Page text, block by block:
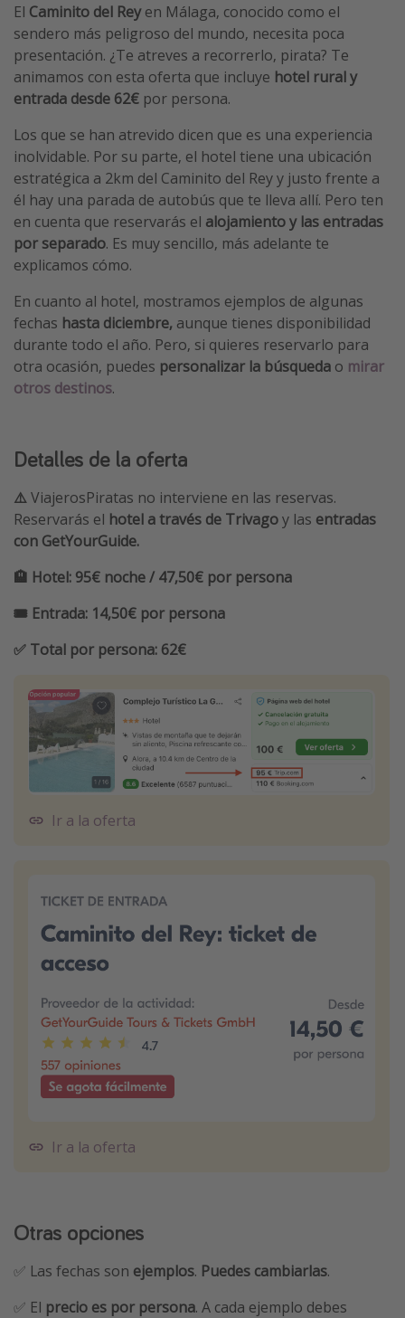
Viaja con musicales
El Rey León el musical
Harry Potter en Londres y otros destinos
Eventos deportivos
El Caminito del Reyen Málaga, conocido como el
sendero más peligroso del mundo, necesita poca
presentación. ¿Te atreves a recorrerlo, pirata? Te
animamos con esta oferta que incluye hotel rural y
entrada desde 62€ por persona.
Los que se han atrevido dicen que es una experiencia
inolvidable. Por su parte, el hotel tiene una ubicación
estratégica a 2km del Caminito del Rey y justo frente a
él hay una parada de autobús que te lleva allí. Pero ten
en cuenta que reservarás el alojamiento y las entradas
por separado. Es muy sencillo, más adelante te
explicamos cómo.
En cuanto al hotel, mostramos ejemplos de algunas
fechas hasta diciembre, aunque tienes disponibilidad
durante todo el año. Pero, si quieres reservarlo para
otra ocasión, puedes personalizar la búsqueda o mirar
otros destinos.
Detalles de la oferta
⚠️ViajerosPiratas no interviene en las reservas.
Reservarás el hotel a través de Trivagoy las entradas
con GetYourGuide.
🏨 Hotel: 95€ noche / 47,50€ por persona
🎟️ Entrada: 14,50€ por persona
✅ Total por persona: 62€
Ir a la oferta
Ir a la oferta
Otras opciones
✅ Las fechas son ejemplos. Puedes cambiarlas.
✅ El precio es por persona. A cada ejemplo debes